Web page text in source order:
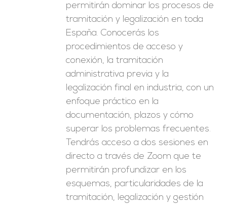
permitirán dominar los procesos de
tramitación y legalización en toda
España. Conocerás los
procedimientos de acceso y
conexión, la tramitación
administrativa previa y la
legalización final en industria, con un
enfoque práctico en la
documentación, plazos y cómo
superar los problemas frecuentes.
Tendrás acceso a dos sesiones en
directo a través de Zoom que te
permitirán profundizar en los
esquemas, particularidades de la
tramitación, legalización y gestión